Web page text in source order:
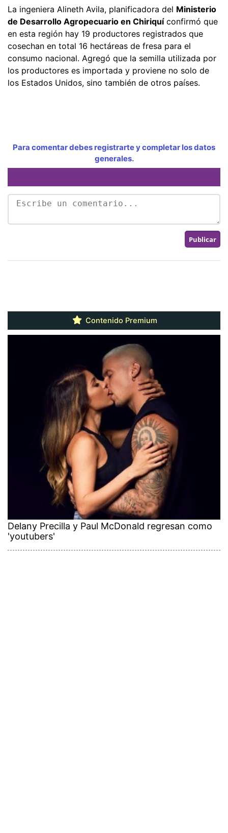
La ingeniera Alineth Avila, planificadora del Ministerio
de Desarrollo Agropecuario en Chiriquíconfirmó que
en esta región hay 19 productores registrados que
cosechan en total 16 hectáreas de fresa para el
consumo nacional. Agregó que la semilla utilizada por
los productores es importada y proviene no solo de
los Estados Unidos, sino también de otros países.
Para comentar debes registrarte y completar los datos
generales.
Contenido Premium
Delany Precilla y Paul McDonald regresan como
'youtubers'